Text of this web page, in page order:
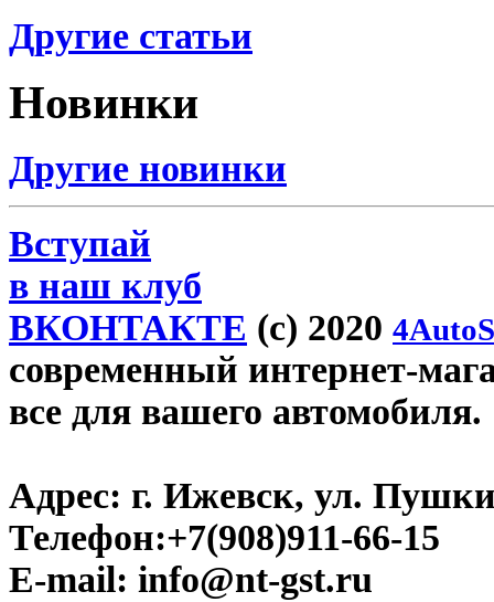
Другие статьи
Новинки
Другие новинки
Вступай
в наш клуб
ВКОНТАКТЕ (c) 2020
современный интернет-
все для вашего автомобиля.
Адрес: г. Ижевск, ул.
Телефон:+7(908)911-66-15
E-mail: info@nt-gst.ru